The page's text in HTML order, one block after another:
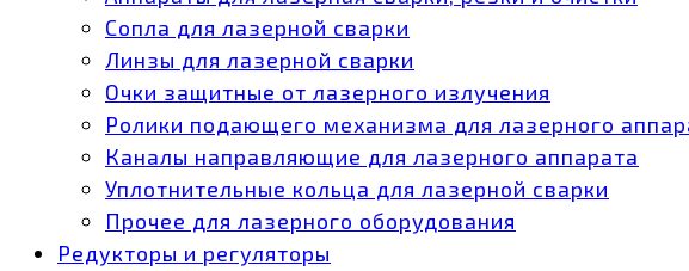
Сопла для лазерной сварки
Линзы для лазерной сварки
Очки защитные от лазерного излучения
Ролики подающего механизма для лазерного
Каналы направляющие для лазерного аппарата
Уплотнительные кольца для лазерной сварки
Прочее для лазерного оборудования
Редукторы и регуляторы